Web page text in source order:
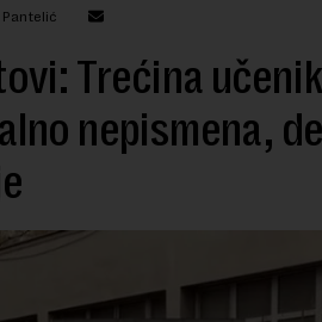
Trećina
nepismena,